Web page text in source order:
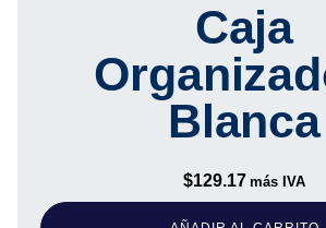
Caja
Blanca
$129.17 más IVA